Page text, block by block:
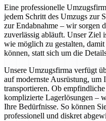
Eine professionelle
jedem Schritt des Umzugs zur
zur Endabnahme – wir sorgen
zuverlässig abläuft. Unser Ziel
wie möglich zu gestalten,
können, statt sich um die
Unsere Umzugsfirma verfügt
auf modernste Ausrüstung, um
transportieren. Ob
komplizierte Lagerlösungen –
Ihre Bedürfnisse. So können
professionell und diskret